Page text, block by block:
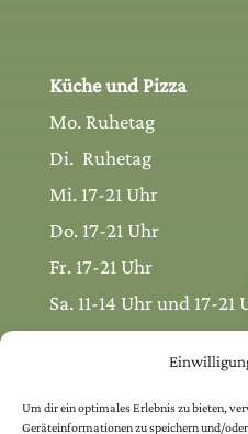
Um dir ein optimales Erlebnis zu bieten,
Geräteinformationen zu speichern und/
Küche und Pizza
Mo. Ruhetag
Di. Ruhetag
Mi. 17-21 Uhr
Do. 17-21 Uhr
Fr. 17-21 Uhr
Sa. 11-14 Uhr und 17-21
So. 11-19 Uhr